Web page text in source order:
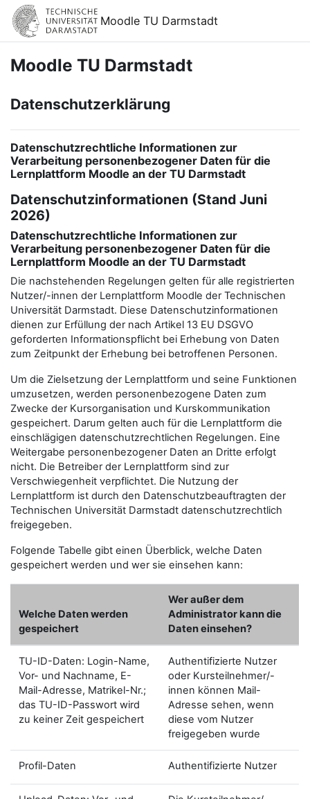
Zum Hauptinhalt
Moodle TU Darmstadt
Moodle TU Darmstadt
Datenschutzerklärung
Datenschutzrechtliche Informationen zur
Verarbeitung personenbezogener Daten für die
Lernplattform Moodle an der TU Darmstadt
Datenschutzinformationen (Stand Juni
2026)
Datenschutzrechtliche Informationen zur
Verarbeitung personenbezogener Daten für die
Lernplattform Moodle an der TU Darmstadt
Die nachstehenden Regelungen gelten für alle registrierten
Nutzer/-innen der Lernplattform Moodle der Technischen
Universität Darmstadt. Diese Datenschutzinformationen
dienen zur Erfüllung der nach Artikel 13 EU DSGVO
geforderten Informationspflicht bei Erhebung von Daten
zum Zeitpunkt der Erhebung bei betroffenen Personen.
Um die Zielsetzung der Lernplattform und seine Funktionen
umzusetzen, werden personenbezogene Daten zum
Zwecke der Kursorganisation und Kurskommunikation
gespeichert. Darum gelten auch für die Lernplattform die
einschlägigen datenschutzrechtlichen Regelungen. Eine
Weitergabe personenbezogener Daten an Dritte erfolgt
nicht. Die Betreiber der Lernplattform sind zur
Verschwiegenheit verpflichtet. Die Nutzung der
Lernplattform ist durch den Datenschutzbeauftragten der
Technischen Universität Darmstadt datenschutzrechtlich
freigegeben.
Folgende Tabelle gibt einen Überblick, welche Daten
gespeichert werden und wer sie einsehen kann:
Welche Daten werden
gespeichert
Wer außer dem
Administrator kann die
Daten einsehen?
TU-ID-Daten: Login-Name,
Vor- und Nachname, E-
Mail-Adresse, Matrikel-Nr.;
das TU-ID-Passwort wird
zu keiner Zeit gespeichert
Authentifizierte Nutzer
oder Kursteilnehmer/-
innen können Mail-
Adresse sehen, wenn
diese vom Nutzer
freigegeben wurde
Profil-Daten Authentifizierte Nutzer